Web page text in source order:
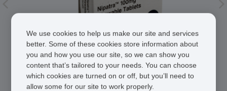
Nipatra
Sildenafil
We use cookies to help us make our site and services
better. Some of these cookies store information about
you and how you use our site, so we can show you
content that’s tailored to your needs. You can choose
which cookies are turned on or off, but you’ll need to
allow some for our site to work properly.